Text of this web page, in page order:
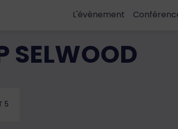
L'évènement
SELWOOD
5